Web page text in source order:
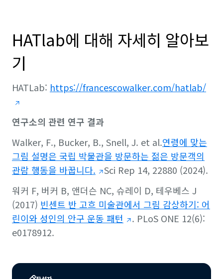
HATlab에 대해 자세히 알아보
기
HATLab: https://francescowalker.com/hatlab/
연구소의 관련 연구 결과
Walker, F., Bucker, B., Snell, J. et al.연령에 맞는
그림 설명은 국립 박물관을 방문하는 젊은 방문객의
관람 행동을 바꿉니다.
Sci Rep 14, 22880 (2024).
워커 F, 버커 B, 앤더슨 NC, 슈레이 D, 테우베스 J
(2017) 빈센트 반 고흐 미술관에서 그림 감상하기: 어
린이와 성인의 안구 운동 패턴
. PLoS ONE 12(6):
e0178912.